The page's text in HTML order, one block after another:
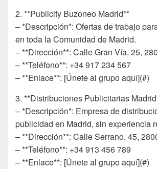
2. **Publicity Buzoneo Madrid**
– *Descripción*: Ofertas de trabajo
en toda la Comunidad de Madrid.
– **Dirección**: Calle Gran Vía, 25,
– **Teléfono**: +34 917 234 567
– **Enlace**: [Únete al grupo aquí](#)
3. **Distribuciones Publicitarias
– *Descripción*: Empresa de
publicidad en Madrid, sin experiencia
– **Dirección**: Calle Serrano, 45,
– **Teléfono**: +34 913 456 789
– **Enlace**: [Únete al grupo aquí](#)